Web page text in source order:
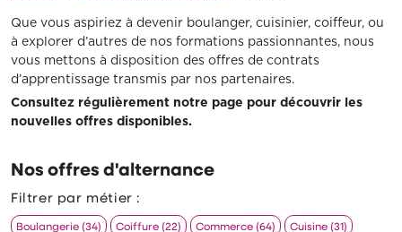
Que vous aspiriez à devenir boulanger, cuisinier, coiffeur, ou
à explorer d’autres de nos formations passionnantes, nous
vous mettons à disposition des offres de contrats
d’apprentissage transmis par nos partenaires.
Consultez régulièrement notre page pour découvrir les
nouvelles offres disponibles.
Nos offres d'alternance
Filtrer par métier :
Boulangerie (34) Coiffure (22) Commerce (64) Cuisine (31)